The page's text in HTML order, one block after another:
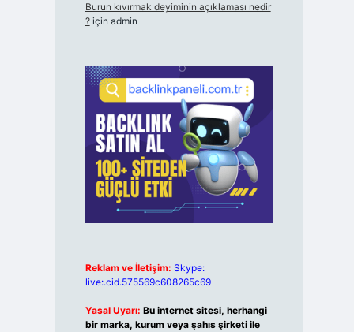
Burun kıvırmak deyiminin açıklaması nedir
?için admin
Reklam ve İletişim: Skype:
live:.cid.575569c608265c69
Yasal Uyarı: Bu internet sitesi, herhangi
bir marka, kurum veya şahıs şirketi ile